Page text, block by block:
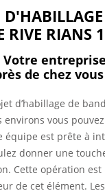
RIVE RIANS
Votre
de chez
d’habillage de
environs vous
équipe est prête à
donner une
Cette opération
de cet élément.